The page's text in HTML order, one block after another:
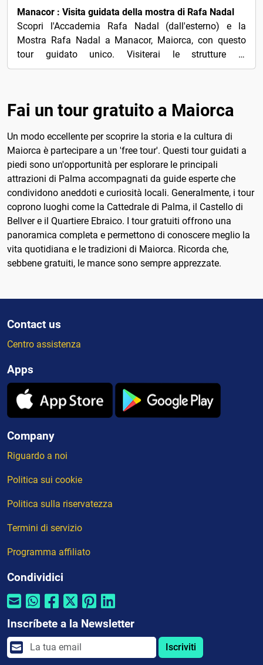
Manacor : Visita guidata della mostra di Rafa Nadal
Scopri l'Accademia Rafa Nadal (dall'esterno) e la
Mostra Rafa Nadal a Manacor, Maiorca, con questo
tour guidato unico. Visiterai le strutture di
allenamento...
Fai un tour gratuito a Maiorca
Un modo eccellente per scoprire la storia e la cultura di
Maiorca è partecipare a un 'free tour'. Questi tour guidati a
piedi sono un'opportunità per esplorare le principali
attrazioni di Palma accompagnati da guide esperte che
condividono aneddoti e curiosità locali. Generalmente, i tour
coprono luoghi come la Cattedrale di Palma, il Castello di
Bellver e il Quartiere Ebraico. I tour gratuiti offrono una
panoramica completa e permettono di conoscere meglio la
vita quotidiana e le tradizioni di Maiorca. Ricorda che,
sebbene gratuiti, le mance sono sempre apprezzate.
Contact us
Centro assistenza
Apps
Company
Riguardo a noi
Politica sui cookie
Politica sulla riservatezza
Termini di servizio
Programma affiliato
Condividici
Inscríbete a la Newsletter
Iscriviti